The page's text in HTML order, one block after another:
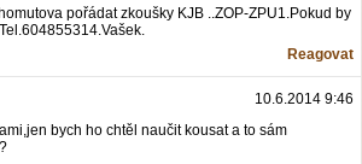
pořádat zkoušky KJB ..ZOP-ZPU1.Pokud by
Reagovat
10.6.2014 9:46
bych ho chtěl naučit kousat a to sám